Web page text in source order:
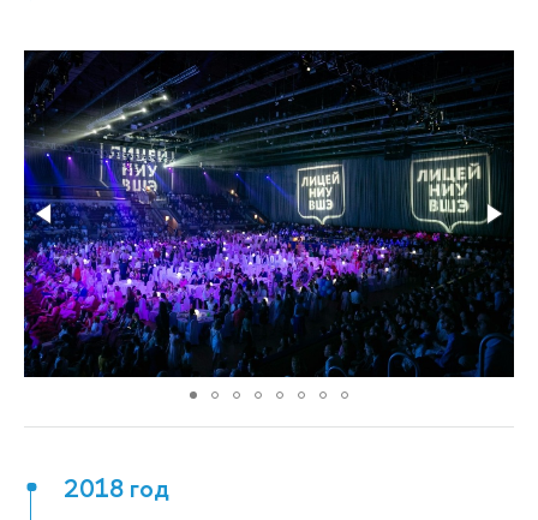
2018 год